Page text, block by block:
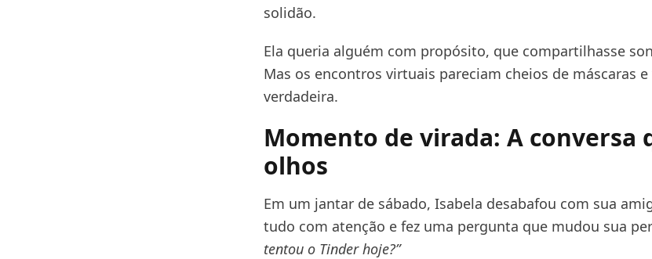
solidão.
Ela queria alguém com propósito, que compartilhasse
Mas os encontros virtuais pareciam cheios de máscaras
verdadeira.
Momento de virada: A conversa
olhos
Em um jantar de sábado, Isabela desabafou com sua
tudo com atenção e fez uma pergunta que mudou sua
tentou o Tinder hoje?”